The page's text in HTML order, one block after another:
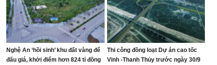
Nghệ An ‘hồi sinh’ khu đất vàng để
đấu giá, khởi điểm hơn 824 tỉ đồng
Thi công đồng loạt Dự án cao tốc
Vinh -Thanh Thủy trước ngày 30/9